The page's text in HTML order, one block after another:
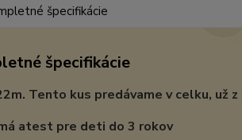
špecifikácie
špecifikácie
Tento kus predávame v celku, už
atest pre deti do 3 rokov